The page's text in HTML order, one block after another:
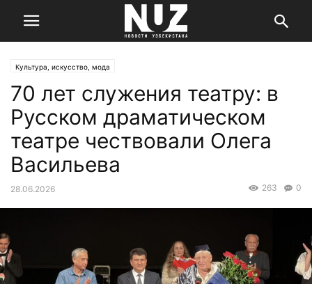
Культура, искусство, мода
70 лет служения театру: в
Русском драматическом
театре чествовали Олега
Васильева
28.06.2026 0
263